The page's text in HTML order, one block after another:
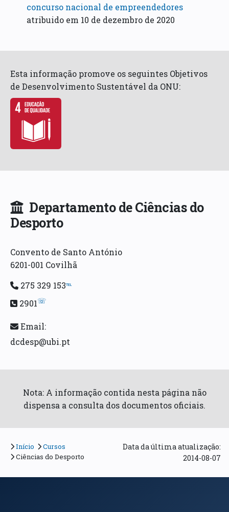
concurso nacional de empreendedores
atribuido em 10 de dezembro de 2020
Esta informação promove os seguintes Objetivos
de Desenvolvimento Sustentável da ONU:
Departamento de Ciências do
Desporto
Convento de Santo António
6201-001 Covilhã
275 329 153℡
2901☏
Email:
dcdesp@ubi.pt
Nota: A informação contida nesta página não
dispensa a consulta dos documentos oficiais.
Início
Cursos
Ciências do Desporto
Data da última atualização:
2014-08-07